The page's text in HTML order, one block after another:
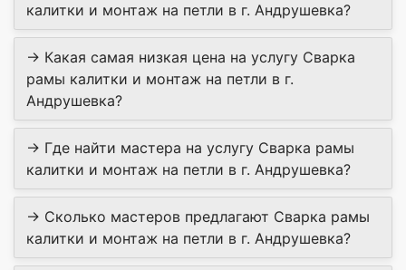
калитки и монтаж на петли в г. Андрушевка?
→ Какая самая низкая цена на услугу Сварка
рамы калитки и монтаж на петли в г.
Андрушевка?
→ Где найти мастера на услугу Сварка рамы
калитки и монтаж на петли в г. Андрушевка?
→ Сколько мастеров предлагают Сварка рамы
калитки и монтаж на петли в г. Андрушевка?